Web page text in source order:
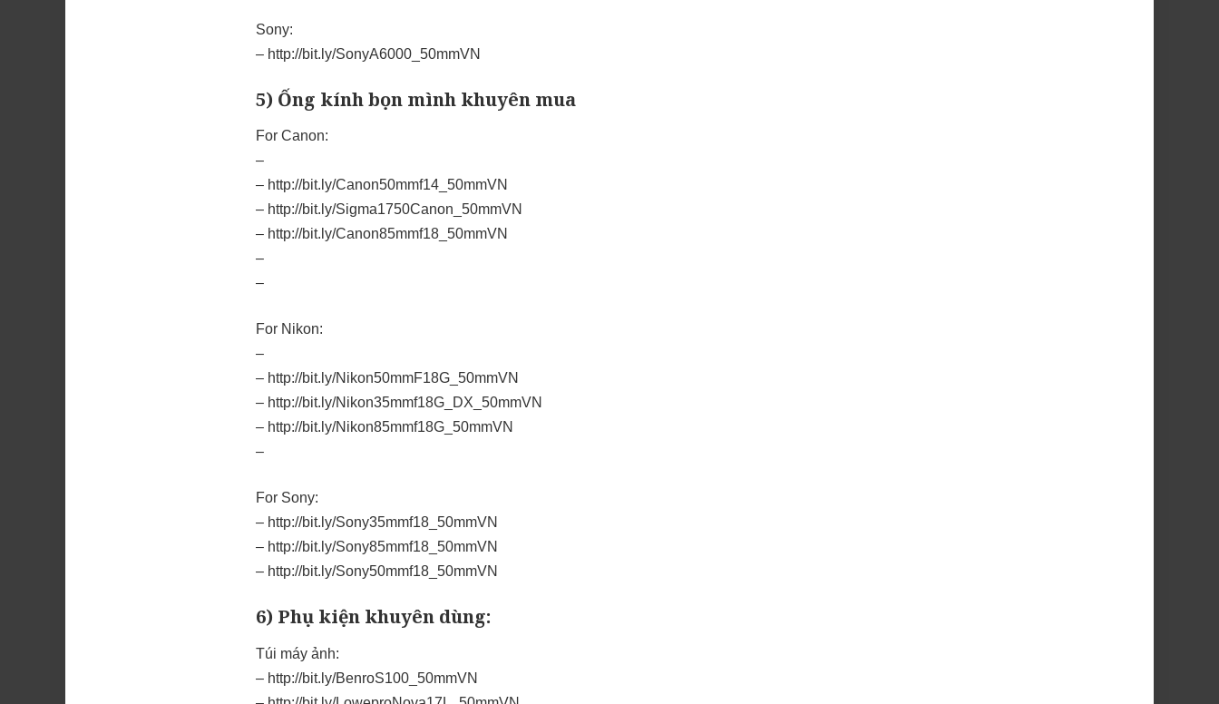
Sony:
– http://bit.ly/SonyA6000_50mmVN
5) Ống kính bọn mình khuyên mua
For Canon:
–
– http://bit.ly/Canon50mmf14_50mmVN
– http://bit.ly/Sigma1750Canon_50mmVN
– http://bit.ly/Canon85mmf18_50mmVN
–
–
For Nikon:
–
– http://bit.ly/Nikon50mmF18G_50mmVN
– http://bit.ly/Nikon35mmf18G_DX_50mmVN
– http://bit.ly/Nikon85mmf18G_50mmVN
–
For Sony:
– http://bit.ly/Sony35mmf18_50mmVN
– http://bit.ly/Sony85mmf18_50mmVN
– http://bit.ly/Sony50mmf18_50mmVN
6) Phụ kiện khuyên dùng:
Túi máy ảnh:
– http://bit.ly/BenroS100_50mmVN